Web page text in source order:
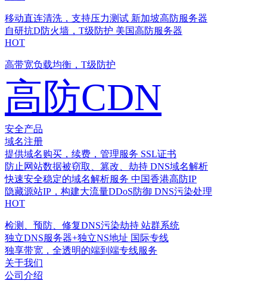
移动直连清洗，支持压力测试 新加坡高防服务器
自研抗D防火墙，T级防护 美国高防服务器
HOT
高带宽负载均衡，T级防护
高防CDN
安全产品
域名注册
提供域名购买，续费，管理服务 SSL证书
防止网站数据被窃取、篡改、劫持 DNS域名解析
快速安全稳定的域名解析服务 中国香港高防IP
隐藏源站IP，构建大流量DDoS防御 DNS污染处理
HOT
检测、预防、修复DNS污染劫持 站群系统
独立DNS服务器+独立NS地址 国际专线
独享带宽，全透明的端到端专线服务
关于我们
公司介绍